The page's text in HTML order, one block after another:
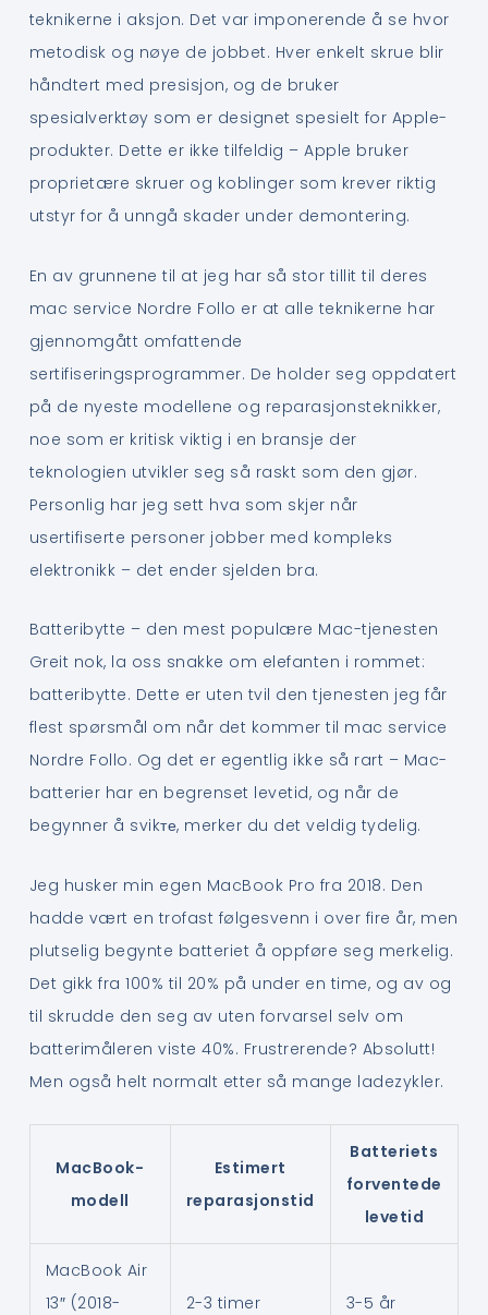
teknikerne i aksjon. Det var imponerende å se hvor
metodisk og nøye de jobbet. Hver enkelt skrue blir
håndtert med presisjon, og de bruker
spesialverktøy som er designet spesielt for Apple-
produkter. Dette er ikke tilfeldig – Apple bruker
proprietære skruer og koblinger som krever riktig
utstyr for å unngå skader under demontering.
En av grunnene til at jeg har så stor tillit til deres
mac service Nordre Follo er at alle teknikerne har
gjennomgått omfattende
sertifiseringsprogrammer. De holder seg oppdatert
på de nyeste modellene og reparasjonsteknikker,
noe som er kritisk viktig i en bransje der
teknologien utvikler seg så raskt som den gjør.
Personlig har jeg sett hva som skjer når
usertifiserte personer jobber med kompleks
elektronikk – det ender sjelden bra.
Batteribytte – den mest populære Mac-tjenesten
Greit nok, la oss snakke om elefanten i rommet:
batteribytte. Dette er uten tvil den tjenesten jeg får
flest spørsmål om når det kommer til mac service
Nordre Follo. Og det er egentlig ikke så rart – Mac-
batterier har en begrenset levetid, og når de
begynner å svikте, merker du det veldig tydelig.
Jeg husker min egen MacBook Pro fra 2018. Den
hadde vært en trofast følgesvenn i over fire år, men
plutselig begynte batteriet å oppføre seg merkelig.
Det gikk fra 100% til 20% på under en time, og av og
til skrudde den seg av uten forvarsel selv om
batterimåleren viste 40%. Frustrerende? Absolutt!
Men også helt normalt etter så mange ladezykler.
MacBook-
modell
Estimert
reparasjonstid
Batteriets
forventede
levetid
MacBook Air
13″ (2018-
2-3 timer 3-5 år